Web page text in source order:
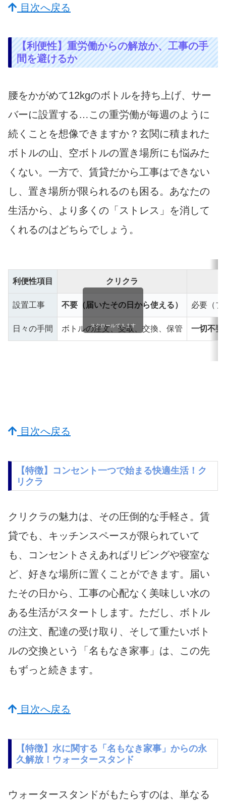
目次へ戻る
【利便性】重労働からの解放か、工事の手
間を避けるか
腰をかがめて12kgのボトルを持ち上げ、サー
バーに設置する…この重労働が毎週のように
続くことを想像できますか？玄関に積まれた
ボトルの山、空ボトルの置き場所にも悩みた
くない。一方で、賃貸だから工事はできない
し、置き場所が限られるのも困る。あなたの
生活から、より多くの「ストレス」を消して
くれるのはどちらでしょう。
利便性項目 クリクラ
設置工事 不要（届いたその日から使える） 必要（プ
日々の手間 ボトルの注文、受取、交換、保管 一切不要
スクロールできます
目次へ戻る
【特徴】コンセント一つで始まる快適生活！ク
リクラ
クリクラの魅力は、その圧倒的な手軽さ。賃
貸でも、キッチンスペースが限られていて
も、コンセントさえあればリビングや寝室な
ど、好きな場所に置くことができます。届い
たその日から、工事の心配なく美味しい水の
ある生活がスタートします。ただし、ボトル
の注文、配達の受け取り、そして重たいボト
ルの交換という「名もなき家事」は、この先
もずっと続きます。
目次へ戻る
【特徴】水に関する「名もなき家事」からの永
久解放！ウォータースタンド
ウォータースタンドがもたらすのは、単なる